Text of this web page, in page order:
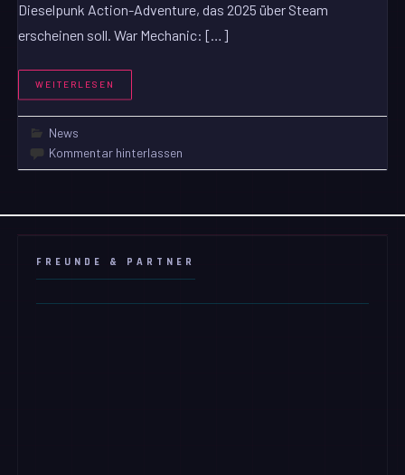
Dieselpunk Action-Adventure, das 2025 über Steam
erscheinen soll. War Mechanic: […]
WEITERLESEN
News
Kommentar hinterlassen
FREUNDE & PARTNER